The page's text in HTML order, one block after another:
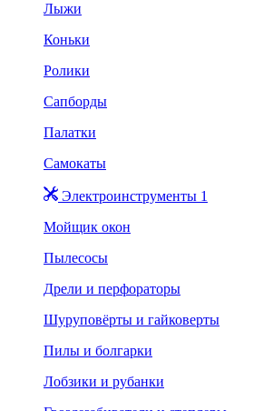
Лыжи
Коньки
Ролики
Сапборды
Палатки
Самокаты
Электроинструменты 1
Мойщик окон
Пылесосы
Дрели и перфораторы
Шуруповёрты и гайковерты
Пилы и болгарки
Лобзики и рубанки